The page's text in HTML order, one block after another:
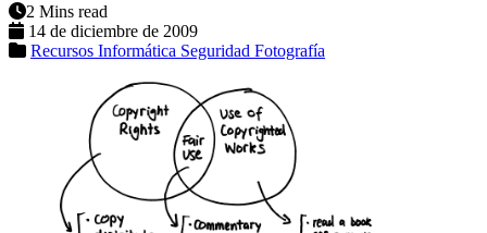
2 Mins read
14 de diciembre de 2009
Recursos Informática Seguridad Fotografía